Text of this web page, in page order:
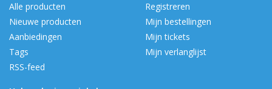
Alle producten
Nieuwe producten
Aanbiedingen
Tags
RSS-feed
Registreren
Mijn bestellingen
Mijn tickets
Mijn verlanglijst